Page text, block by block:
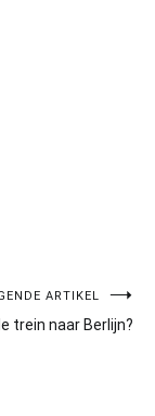
ARTIKEL
trein naar Berlijn?